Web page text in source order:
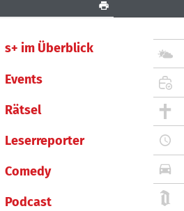
s+ im Überblick
Events
Rätsel
Leserreporter
Comedy
Podcast